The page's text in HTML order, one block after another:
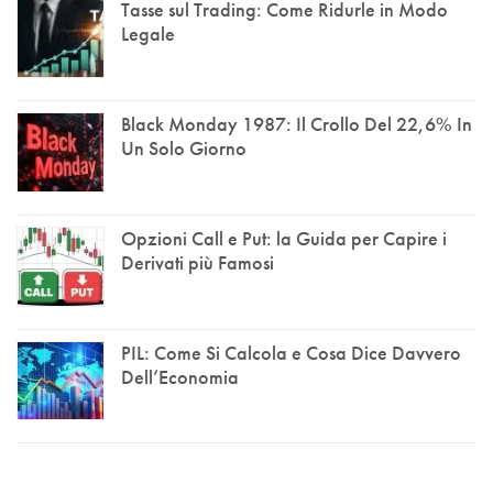
Tasse sul Trading: Come Ridurle in Modo
Legale
Black Monday 1987: Il Crollo Del 22,6% In
Un Solo Giorno
Opzioni Call e Put: la Guida per Capire i
Derivati più Famosi
PIL: Come Si Calcola e Cosa Dice Davvero
Dell’Economia